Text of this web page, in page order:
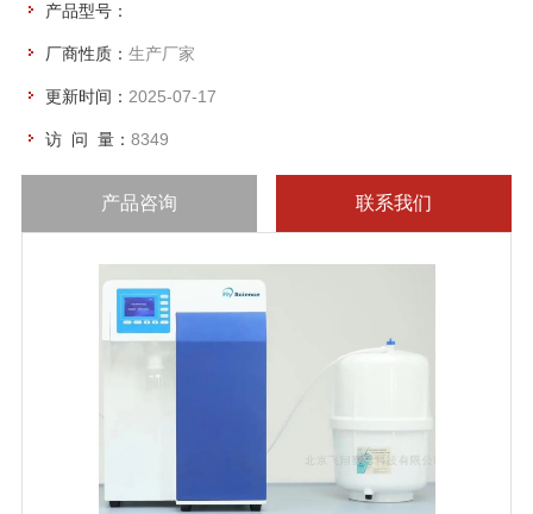
产品型号：
厂商性质： 生产厂家
更新时间： 2025-07-17
访 问 量： 8349
产品咨询 联系我们